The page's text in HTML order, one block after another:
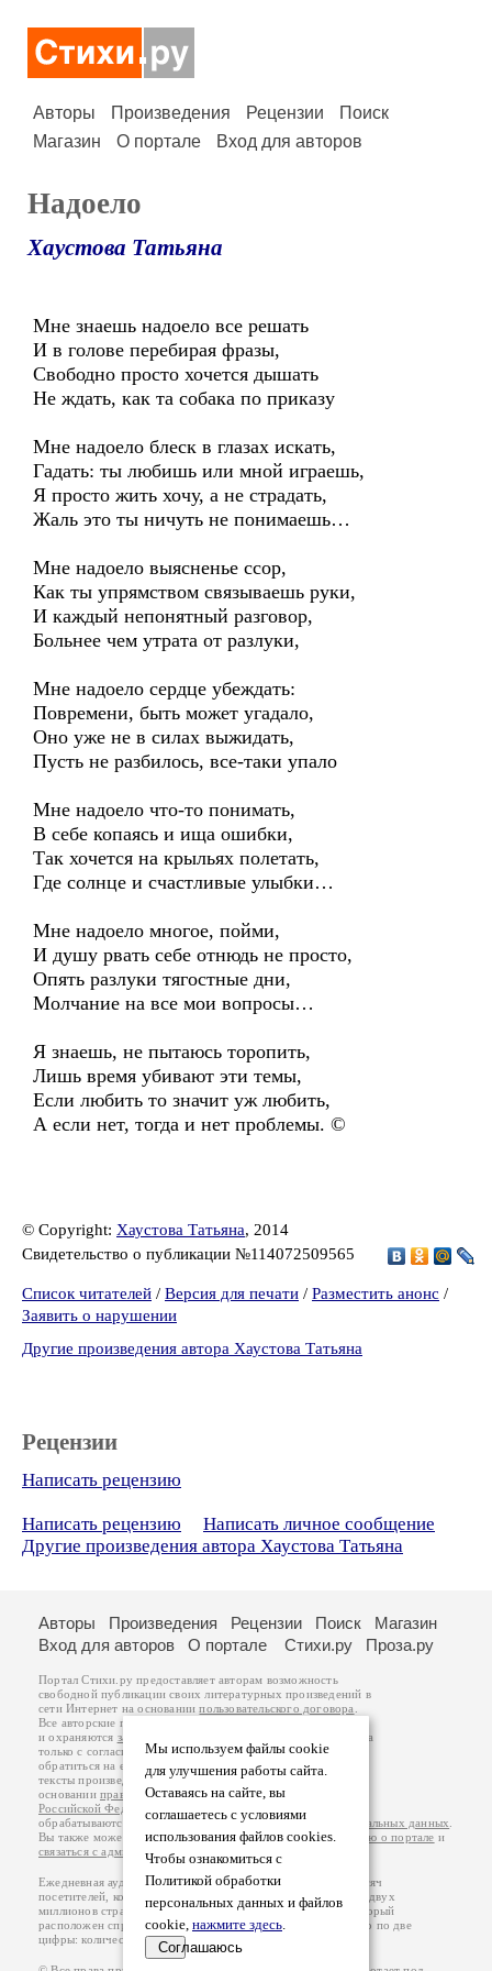
Авторы Произведения Рецензии
Поиск
Магазин
О портале Вход для авторов
Надоело
Хаустова Татьяна
Мне знаешь надоело все решать
И в голове перебирая фразы,
Свободно просто хочется дышать
Не ждать, как та собака по приказу
Мне надоело блеск в глазах искать,
Гадать: ты любишь или мной играешь,
Я просто жить хочу, а не страдать,
Жаль это ты ничуть не понимаешь…
Мне надоело выясненье ссор,
Как ты упрямством связываешь руки,
И каждый непонятный разговор,
Больнее чем утрата от разлуки,
Мне надоело сердце убеждать:
Повремени, быть может угадало,
Оно уже не в силах выжидать,
Пусть не разбилось, все-таки упало
Мне надоело что-то понимать,
В себе копаясь и ища ошибки,
Так хочется на крыльях полетать,
Где солнце и счастливые улыбки…
Мне надоело многое, пойми,
И душу рвать себе отнюдь не просто,
Опять разлуки тягостные дни,
Молчание на все мои вопросы…
Я знаешь, не пытаюсь торопить,
Лишь время убивают эти темы,
Если любить то значит уж любить,
А если нет, тогда и нет проблемы. ©
© Copyright: Хаустова Татьяна, 2014
Свидетельство о публикации №114072509565
Список читателей / Версия для печати / Разместить анонс /
Заявить о нарушении
Другие произведения автора Хаустова Татьяна
Рецензии
Написать рецензию
Написать рецензию
Написать личное сообщение
Другие произведения автора Хаустова Татьяна
Мы используем файлы cookie
для улучшения работы сайта.
Оставаясь на сайте, вы
соглашаетесь с условиями
использования файлов cookies.
Чтобы ознакомиться с
Политикой обработки
персональных данных и файлов
cookie, нажмите здесь.
Соглашаюсь
Авторы Произведения Рецензии Поиск
Магазин
Вход для авторов
О портале Стихи.ру Проза.ру
Портал Стихи.ру предоставляет авторам возможность
свободной публикации своих литературных произведений в
сети Интернет на основаниипользовательского договора
Все авторские права на произведения принадлежат авторам
и охраняются законом
. Перепечатка произведений возможна
только с согласия его автора, к которому вы можете
обратиться на его авторской странице. Ответственность за
тексты произведений авторы несут самостоятельно на
основанииправил публикацииизаконодательства
Российской Федерации
обрабатываются на основанииПолитики обработки персональных данных
Вы также можете посмотреть более подробнуюинформацию о портале и
связаться с администрацией
Ежедневная аудитория портала Стихи.ру – порядка 200 тысяч
посетителей, которые в общей сумме просматривают более двух
миллионов страниц по данным счетчика посещаемости, который
расположен справа от этого текста. В каждой графе указано по две
цифры: количество просмотров и количество посетителей.